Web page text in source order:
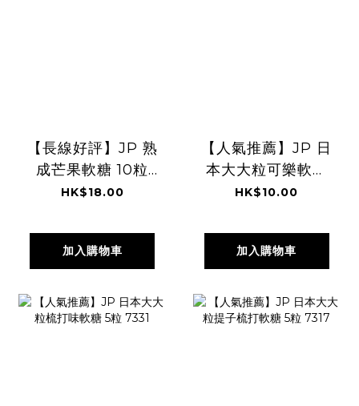
【長線好評】JP 熟
成芒果軟糖 10粒
7050
HK$18.00
加入購物車
【人氣推薦】JP 日
本大大粒可樂軟糖
5粒 7324
HK$10.00
加入購物車